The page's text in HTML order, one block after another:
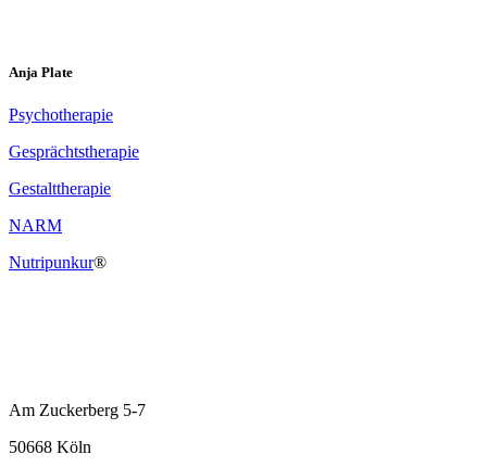
Anja Plate
Psychotherapie
Gesprächtstherapie
Gestalttherapie
NARM
Nutripunkur®
Am Zuckerberg 5-7
50668 Köln